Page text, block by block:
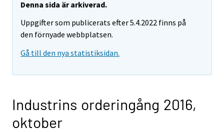
Denna sida är arkiverad.
Uppgifter som publicerats efter 5.4.2022 finns på
den förnyade webbplatsen.
Gå till den nya statistiksidan.
Industrins orderingång 2016,
oktober